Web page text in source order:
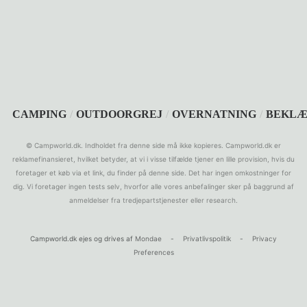
CAMPING / OUTDOORGREJ / OVERNATNING /
© Campworld.dk. Indholdet fra denne side må ikke kopieres. Campworld.dk er
reklamefinansieret, hvilket betyder, at vi i visse tilfælde tjener en lille provision, hvis du
foretager et køb via et link, du finder på denne side. Det har ingen omkostninger for
dig. Vi foretager ingen tests selv, hvorfor alle vores anbefalinger sker på baggrund af
anmeldelser fra tredjepartstjenester eller research.
Campworld.dk ejes og drives af Mondae - Privatlivspolitik -
Privacy
Preferences